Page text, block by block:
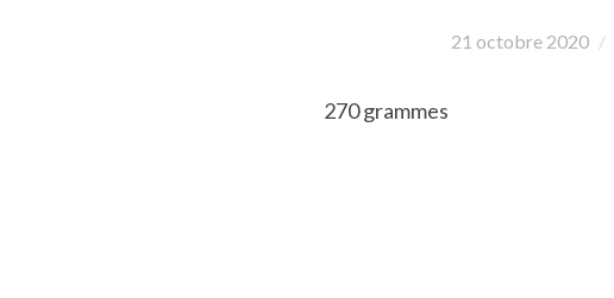
21 octobre 2020
270 grammes